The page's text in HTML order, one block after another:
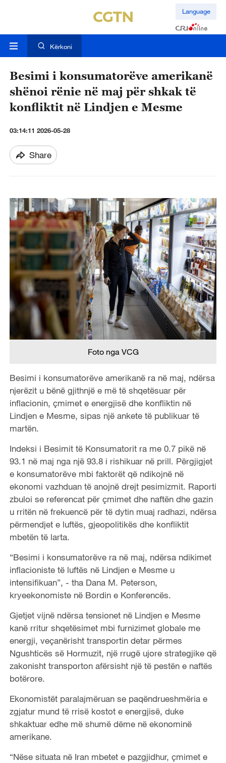
Language
Kërkoni
Besimi i konsumatorëve amerikanë
shënoi rënie në maj për shkak të
konfliktit në Lindjen e Mesme
03:14:11 2026-05-28
Share
Foto nga VCG
Besimi i konsumatorëve amerikanë ra në maj, ndërsa
njerëzit u bënë gjithnjë e më të shqetësuar për
inflacionin, çmimet e energjisë dhe konfliktin në
Lindjen e Mesme, sipas një ankete të publikuar të
martën.
Indeksi i Besimit të Konsumatorit ra me 0.7 pikë në
93.1 në maj nga një 93.8 i rishikuar në prill. Përgjigjet
e konsumatorëve mbi faktorët që ndikojnë në
ekonomi vazhduan të anojnë drejt pesimizmit. Raporti
zbuloi se referencat për çmimet dhe naftën dhe gazin
u rritën në frekuencë për të dytin muaj radhazi, ndërsa
përmendjet e luftës, gjeopolitikës dhe konfliktit
mbetën të larta.
“Besimi i konsumatorëve ra në maj, ndërsa ndikimet
inflacioniste të luftës në Lindjen e Mesme u
intensifikuan”, - tha Dana M. Peterson,
kryeekonomiste në Bordin e Konferencës.
Gjetjet vijnë ndërsa tensionet në Lindjen e Mesme
kanë rritur shqetësimet mbi furnizimet globale me
energji, veçanërisht transportin detar përmes
Ngushticës së Hormuzit, një rrugë ujore strategjike që
zakonisht transporton afërsisht një të pestën e naftës
botërore.
Ekonomistët paralajmëruan se paqëndrueshmëria e
zgjatur mund të rrisë kostot e energjisë, duke
shkaktuar edhe më shumë dëme në ekonominë
amerikane.
“Nëse situata në Iran mbetet e pazgjidhur, çmimet e